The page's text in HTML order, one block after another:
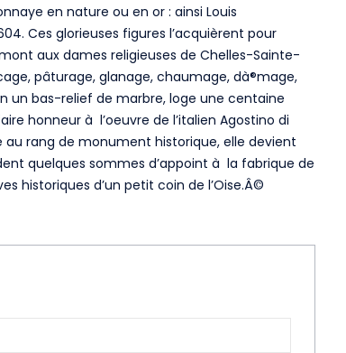
en nature ou en or : ainsi Louis
Ces glorieuses figures l’acquièrent pour
aux dames religieuses de Chelles-Sainte-
pâturage, glanage, chaumage, dà®mage,
un bas-relief de marbre, loge une centaine
honneur à l’oeuvre de l’italien Agostino di
au rang de monument historique, elle devient
quelques sommes d’appoint à la fabrique de
historiques d’un petit coin de l’Oise.Â©